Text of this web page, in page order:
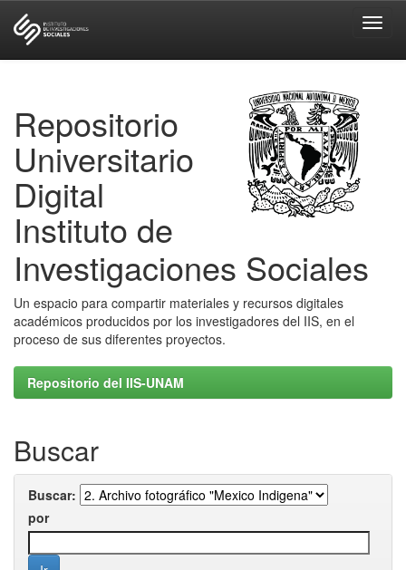
Repositorio
Universitario
Digital
Instituto de
Investigaciones Sociales
Un espacio para compartir materiales y recursos digitales
académicos producidos por los investigadores del IIS, en el
proceso de sus diferentes proyectos.
Repositorio del IIS-UNAM
Buscar
Buscar:
por